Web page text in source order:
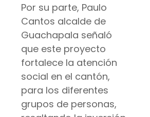
Por su parte, Paulo
Cantos alcalde de
Guachapala señaló
que este proyecto
fortalece la atención
social en el cantón,
para los diferentes
grupos de personas,